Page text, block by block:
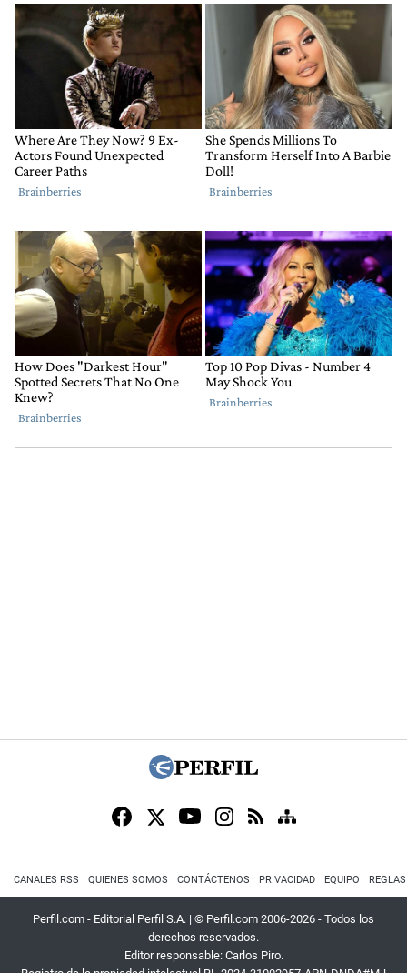
CANALES RSS QUIENES SOMOS CONTÁCTENOS PRIVACIDAD EQUIPO
Perfil.com - Editorial Perfil S.A. | © Perfil.com 2006-2026 - Todos los
derechos reservados.
Editor responsable: Carlos Piro.